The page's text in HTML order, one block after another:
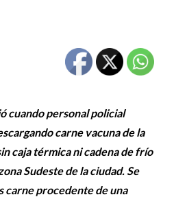
cuando personal policial
carne vacuna de la
caja térmica ni cadena de frío
Sudeste de la ciudad. Se
carne procedente de una